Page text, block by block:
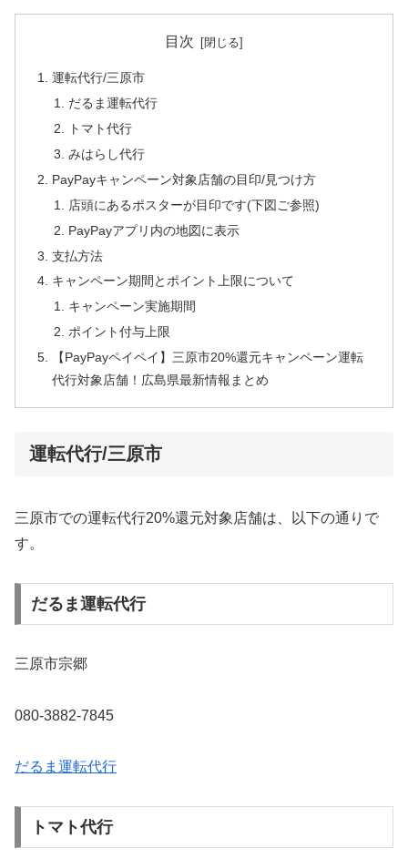
目次
運転代行/三原市
だるま運転代行
トマト代行
みはらし代行
PayPayキャンペーン対象店舗の目印/見つけ方
店頭にあるポスターが目印です(下図ご参照)
PayPayアプリ内の地図に表示
支払方法
キャンペーン期間とポイント上限について
キャンペーン実施期間
ポイント付与上限
【PayPayペイペイ】三原市20%還元キャンペーン運転
代行対象店舗！広島県最新情報まとめ
運転代行/三原市
三原市での運転代行20%還元対象店舗は、以下の通りで
す。
だるま運転代行
三原市宗郷
080-3882-7845
だるま運転代行
トマト代行